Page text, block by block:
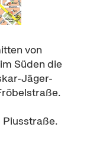
von
Süden die
Jäger-